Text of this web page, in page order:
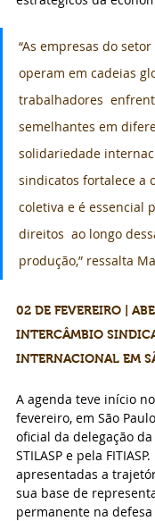
“As empresas do
operam em cadeias
trabalhadores
semelhantes em
solidariedade
sindicatos fortalece a
coletiva e é essencial
direitos  ao longo
produção,” ressalta
02 DE FEVEREIRO |
INTERCÂMBIO
INTERNACIONAL EM
A agenda teve início
fevereiro, em São
oficial da delegação da
STILASP e pela
apresentadas a
sua base de
permanente na